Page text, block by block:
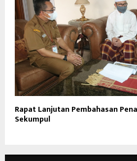
Rapat Lanjutan Pembahasan
Sekumpul